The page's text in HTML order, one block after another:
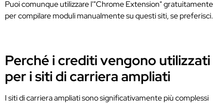
Puoi comunque utilizzare l'"Chrome Extension" gratuitamente
per compilare moduli manualmente su questi siti, se preferisci.
Perché i crediti vengono utilizzati
per i siti di carriera ampliati
I siti di carriera ampliati sono significativamente più complessi